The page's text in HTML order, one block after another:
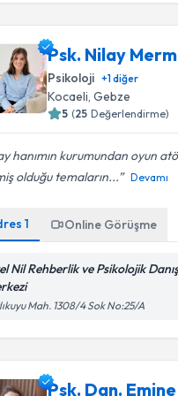
Psk. Nilay
Psikoloji +1diğer
Kocaeli , Gebze
5 (25 Değerlendirme)
hanımın kurumundan oyun
olduğu temaların...
Devamı
1 Online Görüşme
Nil Rehberlik ve Psikolojik
Mah. 1308/4 Sok No:25/A
Psk. Dan.